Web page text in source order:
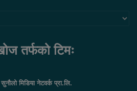
तर्फको टिमः
मिडिया नेटवर्क प्रा.लि.